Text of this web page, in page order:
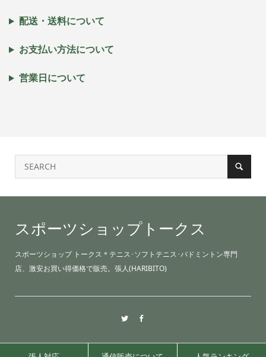
配送・送料について
お支払い方法について
営業日について
スポーツショップトークス
スポーツショップ トークス＊テニス･ソフトテニス･バドミントン専門
店、激安お買い得価格で販売。張人(HARIBITO)